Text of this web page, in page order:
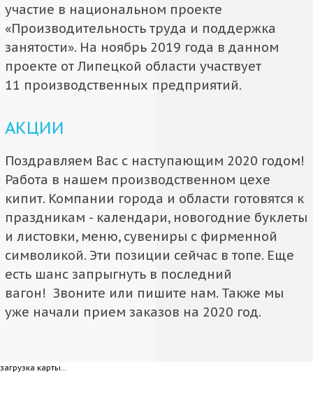
участие в национальном проекте
«Производительность труда и поддержка
занятости». На ноябрь 2019 года в данном
проекте от Липецкой области участвует
11 производственных предприятий.
АКЦИИ
Поздравляем Вас с наступающим 2020 годом!
Работа в нашем производственном цехе
кипит. Компании города и области готовятся к
праздникам - календари, новогодние буклеты
и листовки, меню, сувениры с фирменной
символикой. Эти позиции сейчас в топе. Еще
есть шанс запрыгнуть в последний
вагон! Звоните или пишите нам. Также мы
уже начали прием заказов на 2020 год.
загрузка карты...